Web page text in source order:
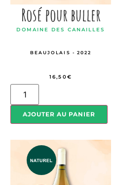
Rosé pour buller
DOMAINE DES CANAILLES
BEAUJOLAIS - 2022
16,50€
AJOUTER AU PANIER